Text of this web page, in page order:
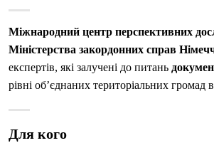
Міжнародний центр перспективних
Міністерства закордонних справ
експертів, які залучені до питань
рівні об’єднаних територіальних громад
Для кого